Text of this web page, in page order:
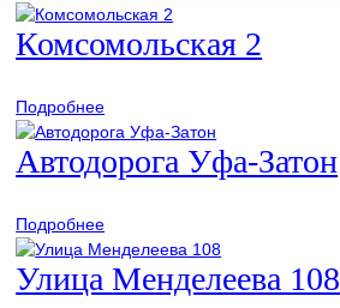
Комсомольская 2
Подробнее
Автодорога Уфа-Затон
Подробнее
Улица Менделеева 108